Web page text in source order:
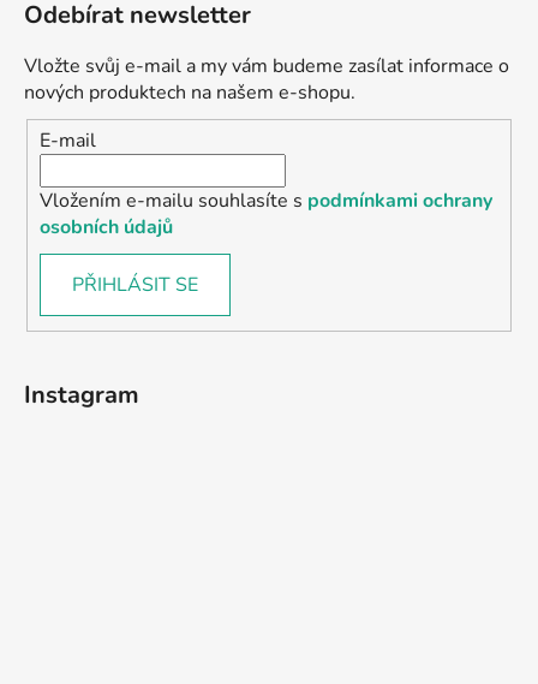
Odebírat newsletter
Vložte svůj e-mail a my vám budeme zasílat informace o
nových produktech na našem e-shopu.
E-mail
Vložením e-mailu souhlasíte s podmínkami ochrany
osobních údajů
PŘIHLÁSIT SE
Instagram